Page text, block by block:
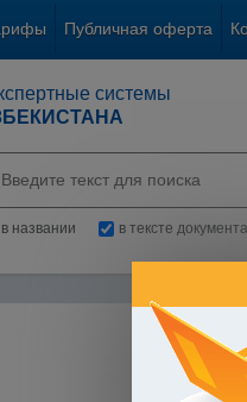
Публичная оферта
системы
в названии в тексте документа